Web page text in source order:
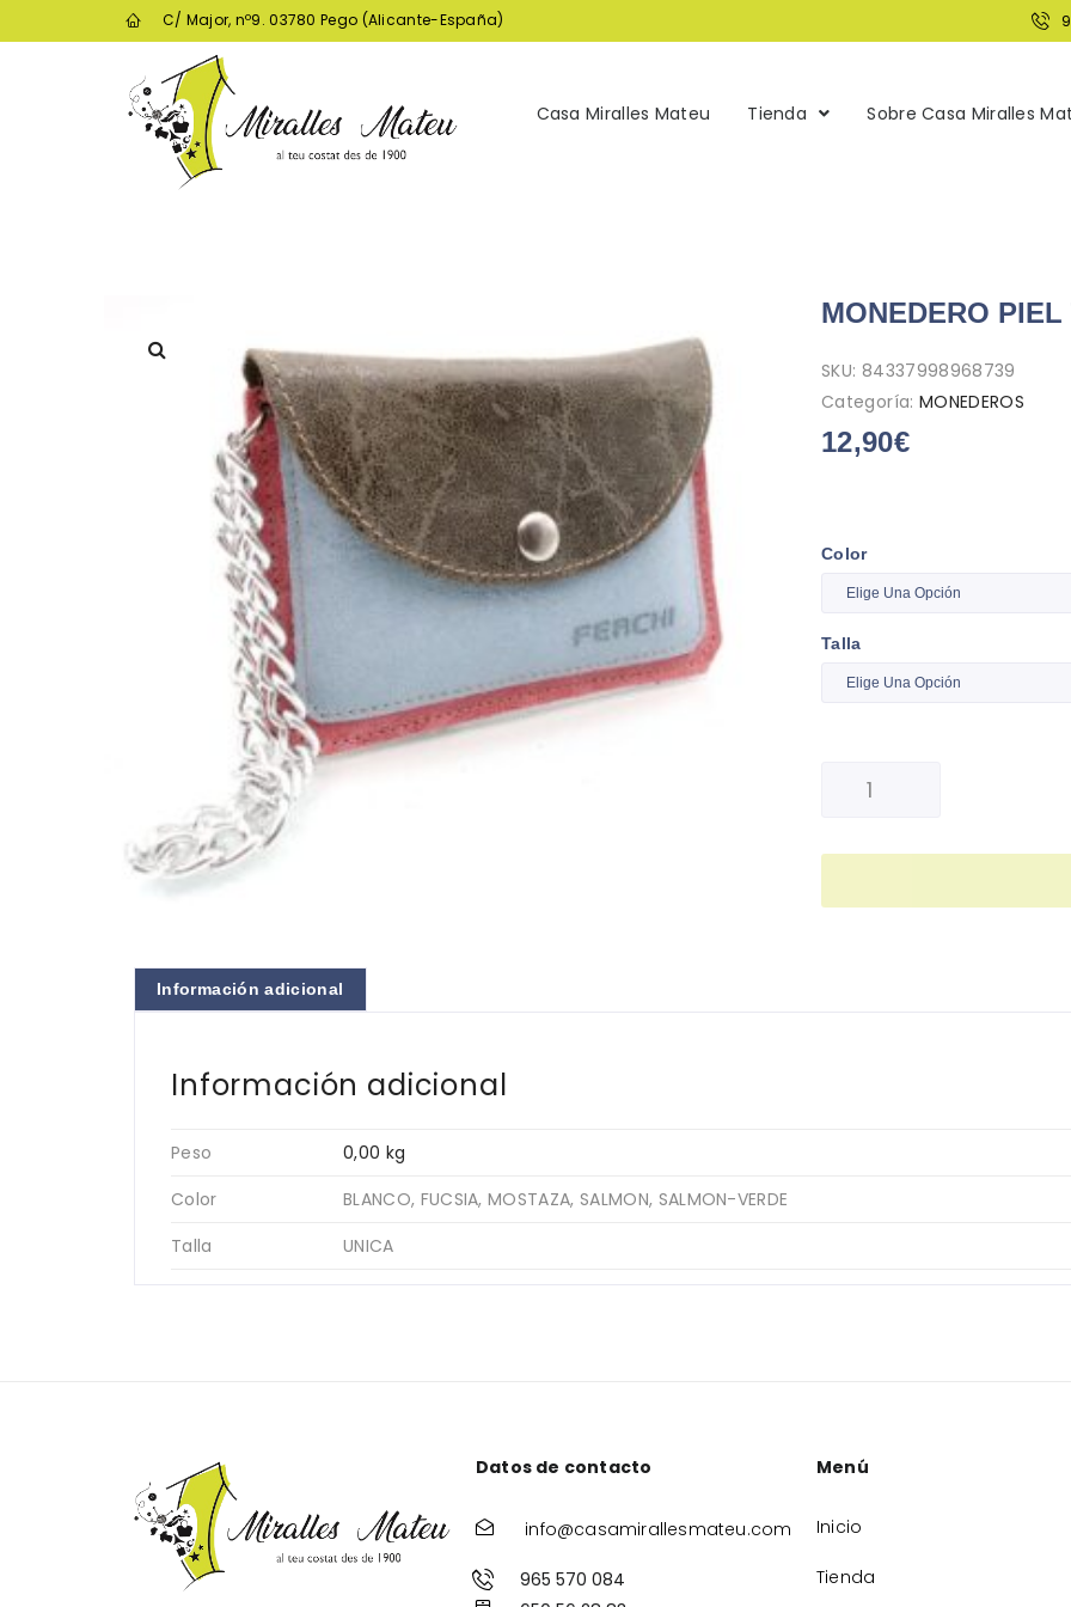
C/ Major, nº9. 03780 Pego (Alicante-España)
Casa Miralles Mateu Tienda Sobre Casa Miralles
MONEDERO
SKU: 84337998968739
Categoría: MONEDEROS
12,90€
Color
Talla
Información adicional
Información adicional
Peso
0,00 kg
Color
BLANCO, FUCSIA, MOSTAZA, SALMON, SALMON-VERDE
Talla
UNICA
Datos de contacto
info@casamirallesmateu.com
965 570 084
Menú
Inicio
Tienda